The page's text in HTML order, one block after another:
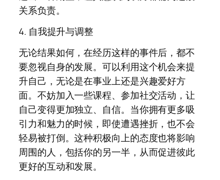
关系负责。
4. 自我提升与调整
无论结果如何，在经历这样的事件后，都不
要忽视自身的发展。可以利用这个机会来提
升自己，无论是在事业上还是兴趣爱好方
面。不妨加入一些课程、参加社交活动，让
自己变得更加独立、自信。当你拥有更多吸
引力和魅力的时候，即使遭遇挫折，也不会
轻易被打倒。这种积极向上的态度也将影响
周围的人，包括你的另一半，从而促进彼此
更好的互动和发展。